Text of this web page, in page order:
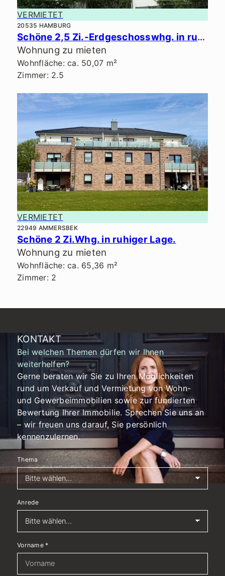
VERMIETET
20535 HAMBURG
Schöne 2,5 Zi.-Erdgeschosswhg. in ruhiger Lage.
Wohnung zu mieten
Wohnfläche: ca. 50,07 m²
Zimmer: 2.5
VERMIETET
22949 AMMERSBEK
Schöne 2 Zi.Whg. in ruhiger Lage.
Wohnung zu mieten
Wohnfläche: ca. 65,36 m²
Zimmer: 2
KONTAKT
Bei welchen Themen dürfen wir Ihnen
weiterhelfen?
Gerne beraten wir Sie zu Ihren Möglichkeiten
rund um Verkauf und Vermietung von Wohn-
und Gewerbeimmobilien sowie zur fundierten
Bewertung Ihrer Immobilie. Sprechen Sie uns an
– wir freuen uns darauf, Sie persönlich
kennenzulernen.
Thema
Anrede
Vorname*